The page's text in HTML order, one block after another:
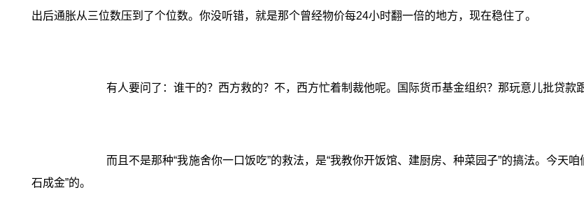
出后通胀从三位数压到了个位数。你没听错，就是那个曾经物价每24小时翻一倍的地方，现在稳住了。
有人要问了：谁干的？西方救的？不，西方忙着制裁他呢。国际货币基金组织？那玩意儿批贷
而且不是那种“我施舍你一口饭吃”的救法，是“我教你开饭馆、建厨房、种菜园子”的搞法。今天
石成金”的。